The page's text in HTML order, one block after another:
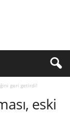
geri getirdi!
eski